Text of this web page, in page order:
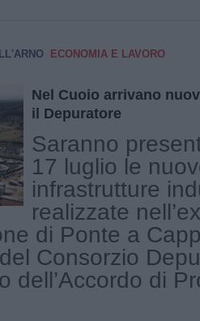
ECONOMIA E LAVORO
Nel Cuoio arrivano
il Depuratore
Saranno
17 luglio le
infrastrutture
realizzate
di Ponte a
Consorzio
dell’Accordo di